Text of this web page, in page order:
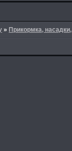
» Прикормка,